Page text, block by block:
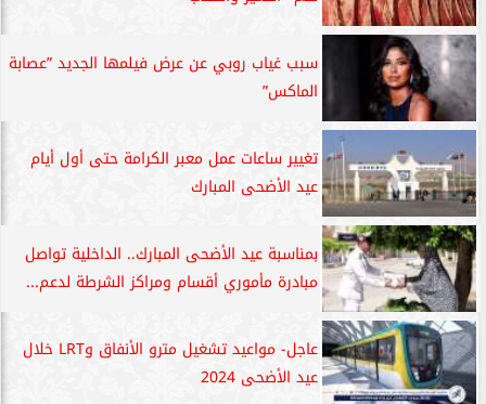
سبب غياب روبي عن عرض فيلمها الجديد ”عصابة
الماكس”
تغيير ساعات عمل معبر الكرامة حتى أول أيام
عيد الأضحى المبارك
بمناسبة عيد الأضحى المبارك.. الداخلية تواصل
مبادرة مأموري أقسام ومراكز الشرطة لدعم...
عاجل- مواعيد تشغيل مترو الأنفاق وLRT خلال
عيد الأضحى 2024